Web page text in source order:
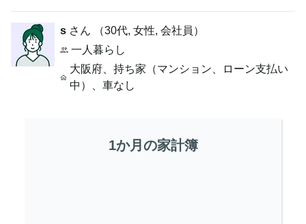
s さん （30代, 女性, 会社員 ）
一人暮らし
大阪府、 持ち家（マンション、ローン支払い
中）
車なし
1か月の家計簿